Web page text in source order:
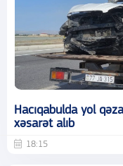
Hacıqabulda yol
xəsarət alıb
18:15